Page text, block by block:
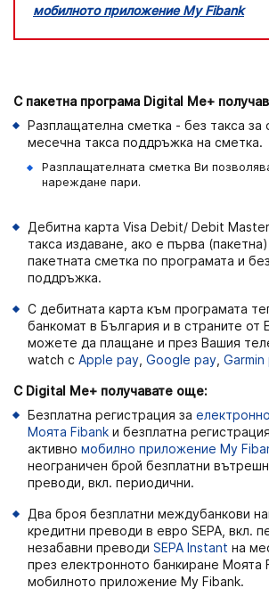
мобилното приложениеMy Fibank
С пакетна програма Digital Me+
Разплащателна сметка - без такса за
месечна такса поддръжка на сметка.
Разплащателната сметка Ви
нареждане пари.
Дебитна карта Visa Debit/ Debit
такса издаване, ако е първа
пакетната сметка по програмата и
поддръжка.
С дебитната карта към програмата
банкомат в България и в страните от
можете да плащане и през Вашия
watch с Apple pay Google pay Garmin
С Digital Me+ получавате още:
Безплатна регистрация за
Моята Fibank и безплатна
активно мобилно приложение My
неограничен брой безплатни
преводи, вкл. периодични.
Два броя безплатни междубанкови
кредитни преводи в евро SEPA, вкл.
незабавни преводи SEPA Instant на
през електронното банкиране Моята
мобилното приложение My Fibank.